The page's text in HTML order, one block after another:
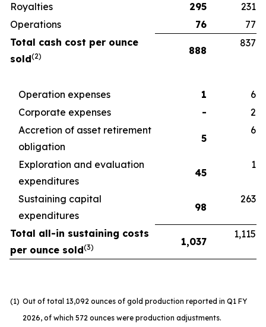
Royalties
295
231
Operations
76
77
Total cash cost per ounce
sold(2) 888
837
Operation expenses 1
6
Corporate expenses
-
2
Accretion of asset retirement
obligation
5
6
Exploration and evaluation
expenditures
45
1
Sustaining capital
expenditures
98
263
Total all-in sustaining costs
per ounce sold(3) 1,037
1,115
(1) Out of total 13,092 ounces of gold production reported in Q1 FY
2026, of which 572 ounces were production adjustments.